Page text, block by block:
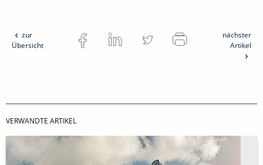
zur
Übersicht
nächster
Artikel
VERWANDTE ARTIKEL